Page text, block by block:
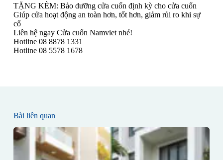
TẶNG KÈM: Bảo dưỡng cửa cuốn định kỳ cho cửa cuốn
Giúp cửa hoạt động an toàn hơn, tốt hơn, giảm rủi ro khi sự
cố
Liên hệ ngay Cửa cuốn Namviet nhé!
Hotline 08 8878 1331
Hotline 08 5578 1678
Bài liên quan